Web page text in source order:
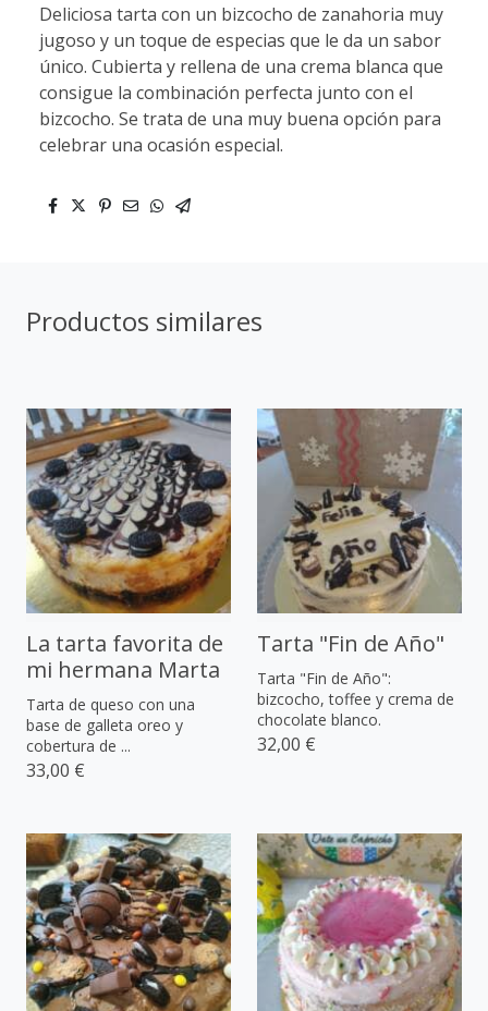
Deliciosa tarta con un bizcocho de zanahoria muy
jugoso y un toque de especias que le da un sabor
único. Cubierta y rellena de una crema blanca que
consigue la combinación perfecta junto con el
bizcocho. Se trata de una muy buena opción para
celebrar una ocasión especial.
Productos similares
La tarta favorita de
mi hermana Marta
Tarta de queso con una
base de galleta oreo y
cobertura de ...
33,00 €
Tarta "Fin de Año"
Tarta "Fin de Año":
bizcocho, toffee y crema de
chocolate blanco.
32,00 €